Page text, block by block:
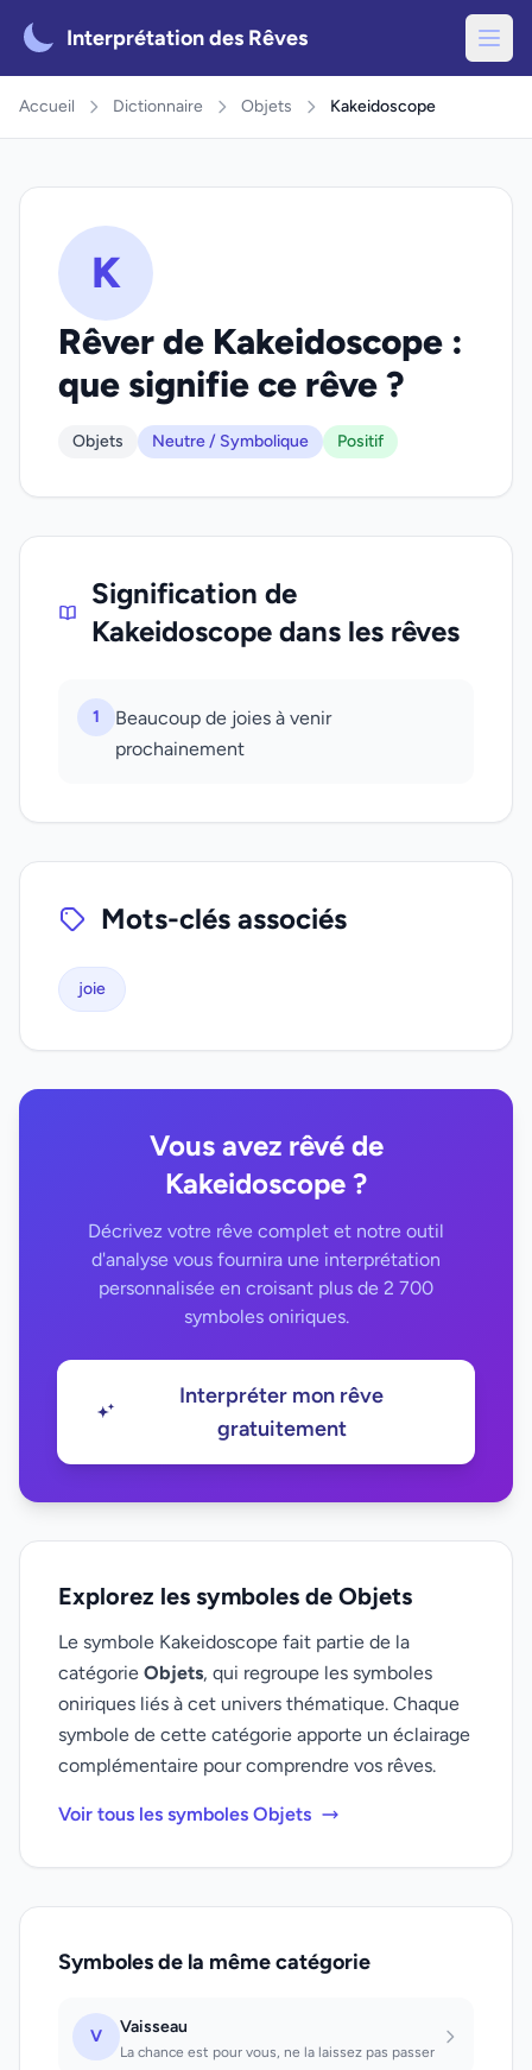
Interprétation des Rêves
Accueil Dictionnaire Objets Kakeidoscope
K
Rêver de Kakeidoscope :
que signifie ce rêve ?
Objets Neutre / Symbolique Positif
Signification de
Kakeidoscope dans les rêves
1
Beaucoup de joies à venir
prochainement
Mots-clés associés
joie
Vous avez rêvé de
Kakeidoscope ?
Décrivez votre rêve complet et notre outil
d'analyse vous fournira une interprétation
personnalisée en croisant plus de 2 700
symboles oniriques.
Interpréter mon rêve
gratuitement
Explorez les symboles de Objets
Le symbole Kakeidoscope fait partie de la
catégorie Objets, qui regroupe les symboles
oniriques liés à cet univers thématique. Chaque
symbole de cette catégorie apporte un éclairage
complémentaire pour comprendre vos rêves.
Voir tous les symboles Objets
Symboles de la même catégorie
V Vaisseau
La chance est pour vous, ne la laissez pas passer